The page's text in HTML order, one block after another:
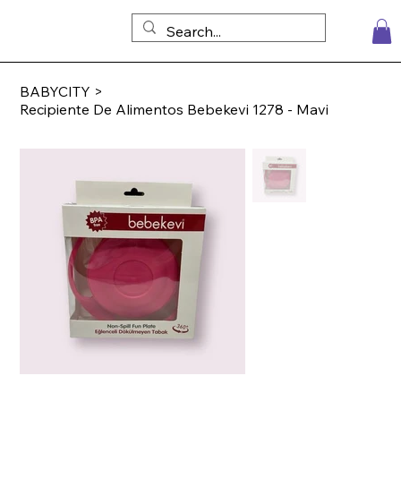
BABYCITY >
Recipiente De Alimentos Bebekevi 1278 - Mavi